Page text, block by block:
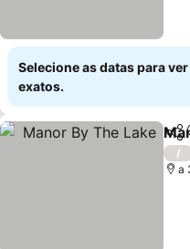
Selecione as datas para
exatos.
/
a